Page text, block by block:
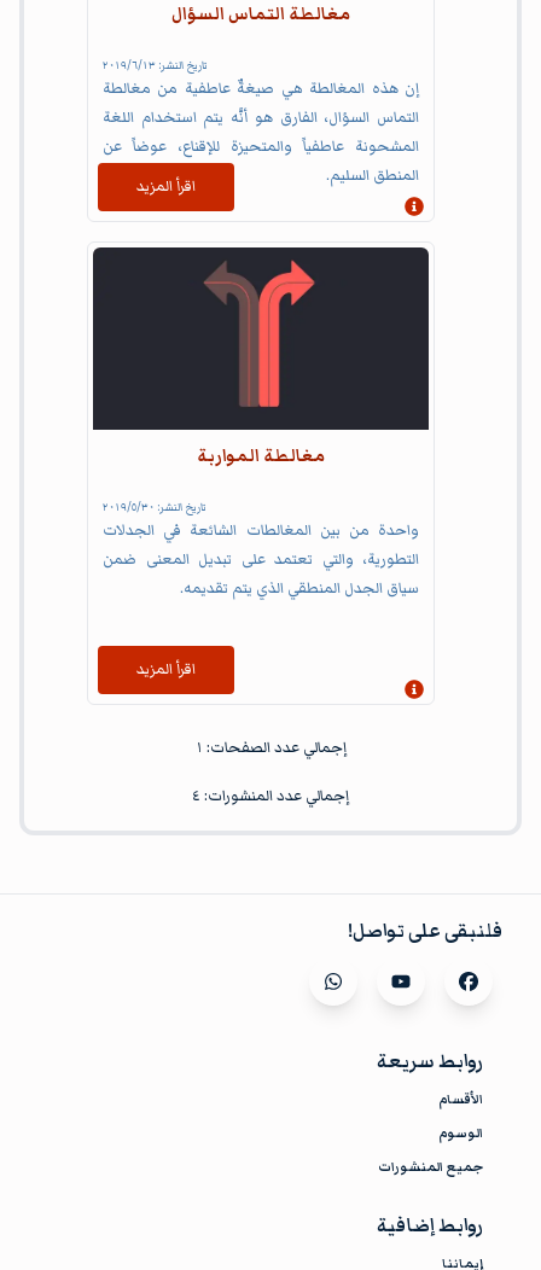
مغالطة التماس السؤال
تاريخ النشر: ١٣‏/٦‏/٢٠١٩
إن هذه المغالطة هي صيغةٌ عاطفية من مغالطة
التماس السؤال، الفارق هو أنَّه يتم استخدام اللغة
المشحونة عاطفياً والمتحيزة للإقناع، عوضاً عن
المنطق السليم.
إظهار المعلومات
اقرأ المزيد
مغالطة المواربة
تاريخ النشر: ٣٠‏/٥‏/٢٠١٩
واحدة من بين المغالطات الشائعة في الجدلات
التطورية، والتي تعتمد على تبديل المعنى ضمن
سياق الجدل المنطقي الذي يتم تقديمه.
إظهار المعلومات
اقرأ المزيد
إجمالي عدد الصفحات: ١
إجمالي عدد المنشورات: ٤
فلنبقى على تواصل!
Visit ourfacebook
Visit our youtube
whatsapp
روابط سريعة
الأقسام
الوسوم
جميع المنشورات
روابط إضافية
إيماننا